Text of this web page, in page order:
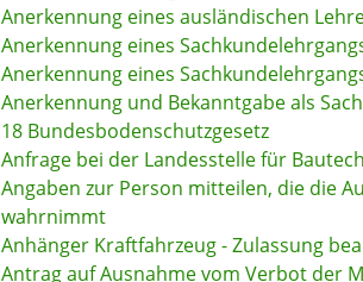
Anerkennung eines ausländischen
Anerkennung eines
Anerkennung eines
Anerkennung und Bekanntgabe als
18 Bundesbodenschutzgesetz
Anfrage bei der Landesstelle für
Angaben zur Person mitteilen, die die
wahrnimmt
Anhänger Kraftfahrzeug - Zulassung
Antrag auf Ausnahme vom Verbot der